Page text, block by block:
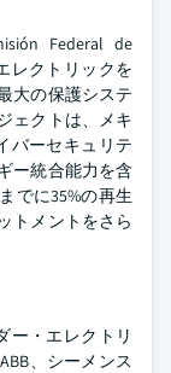
Federal de
レクトリックを
大の保護システ
ェクトは、メキ
バーセキュリテ
ー統合能力を含
でに35%の再生
トメントをさら
ー・エレクトリ
、シーメンス